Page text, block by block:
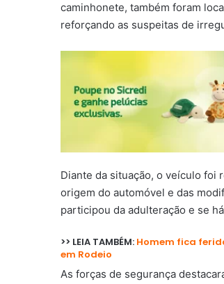
caminhonete, também foram
reforçando as suspeitas de
Diante da situação, o veículo foi
origem do automóvel e das
participou da adulteração e se
>> LEIA TAMBÉM: Homem fica
em Rodeio
As forças de segurança